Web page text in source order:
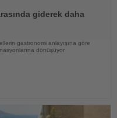
giderek daha
gastronomi anlayışına göre
dönüşüyor